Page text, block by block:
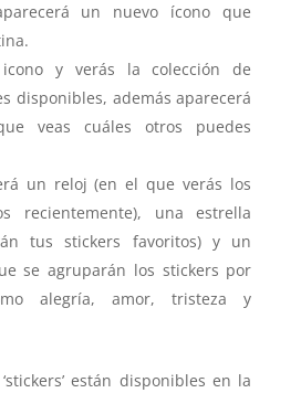
un nuevo ícono que
icono y verás la colección de
disponibles, además aparecerá
veas cuáles otros puedes
un reloj (en el que verás los
recientemente), una estrella
tus stickers favoritos) y un
se agruparán los stickers por
alegría, amor, tristeza y
están disponibles en la